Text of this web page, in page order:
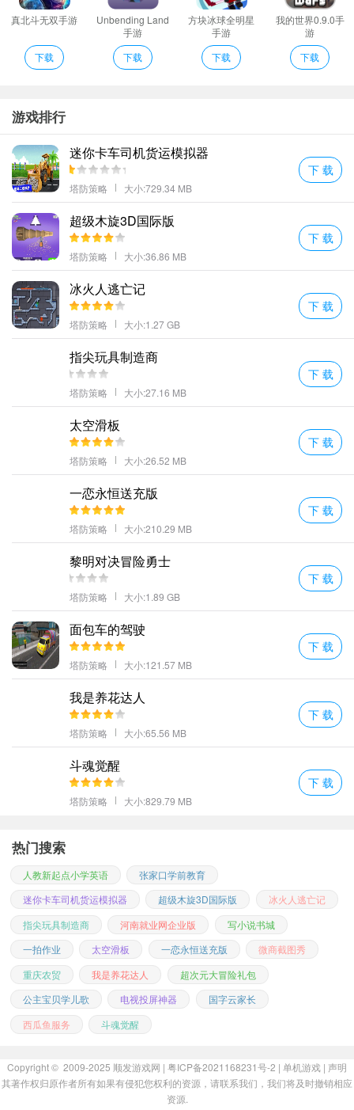
未有的视听盛宴。但同时，那份因为共同目标而紧密相连的心似乎
每当夜深人静之时，我总会想起那些年里为了打败某个BOSS而彻夜
不眠的日子；想起每一次成功通关后大家脸上洋溢的笑容；还有那
些关于友情、梦想甚至是爱情的美好记忆……这些都是《傲视神魔
传超v版》带给我的宝贵财富。
永恒的记忆点
如果说有什么东西能够穿越时间长河而不被遗忘的话，那么对于我
来说，《傲视神魔传超v版》中那些让人印象深刻的细节便是其中之
一。比如那位总是穿着红衣的女战士，她不仅战斗力爆表，在关键
时刻还能给队友提供强有力的支持；又或者是隐藏于地图深处的秘
密宝藏，等待着勇敢者去发掘……这些都成为了我心中最珍贵的回
虽然现在的我已经不再年轻，也不再有那么多时间和精力投入到游
戏中去了，但是每当听到有关于《傲视神魔传超v版》的消息时，心
段美好的青春岁月。
在这个快速变化的世界里，或许很多东西都会随着时间的推移而改
变甚至消失不见，但我相信，只要心中还保留着对美好事物的向往
和追求，那么无论走到哪里，都能找到属于自己的那份快乐与感
真北斗无双手游
下载
Unbending Land
手游
下载
方块冰球全明星
手游
下载
我的世界0.9.0手
游
下载
游戏排行
迷你卡车司机货运模拟器
塔防策略 大小:729.34 MB
下 载
超级木旋3D国际版
塔防策略 大小:36.86 MB
下 载
冰火人逃亡记
塔防策略 大小:1.27 GB
下 载
指尖玩具制造商
塔防策略 大小:27.16 MB
下 载
太空滑板
塔防策略 大小:26.52 MB
下 载
一恋永恒送充版
塔防策略 大小:210.29 MB
下 载
黎明对决冒险勇士
塔防策略 大小:1.89 GB
下 载
面包车的驾驶
塔防策略 大小:121.57 MB
下 载
我是养花达人
塔防策略 大小:65.56 MB
下 载
斗魂觉醒
塔防策略 大小:829.79 MB
下 载
热门搜索
人教新起点小学英语
张家口学前教育
迷你卡车司机货运模拟器
超级木旋3D国际版
冰火人逃亡记
指尖玩具制造商
河南就业网企业版
写小说书城
一拍作业
太空滑板 一恋永恒送充版
微商截图秀
重庆农贸
我是养花达人
超次元大冒险礼包
公主宝贝学儿歌
电视投屏神器
国字云家长
西瓜鱼服务
斗魂觉醒
Copyright © 2009-2025 顺发游戏网 | 粤ICP备2021168231号-2 | 单机游戏 | 声明
其著作权归原作者所有如果有侵犯您权利的资源，请联系我们，我们将及时撤销相应
资源.